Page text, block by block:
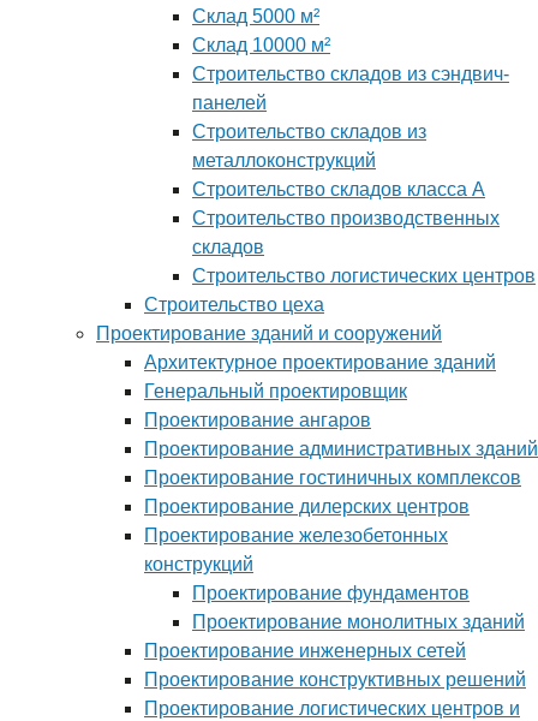
Склад 5000 м²
Склад 10000 м²
Строительство складов из сэндвич-
панелей
Строительство складов из
металлоконструкций
Строительство складов класса А
Строительство производственных
складов
Строительство логистических центров
Строительство цеха
Проектирование зданий и сооружений
Архитектурное проектирование зданий
Генеральный проектировщик
Проектирование ангаров
Проектирование административных зданий
Проектирование гостиничных комплексов
Проектирование дилерских центров
Проектирование железобетонных
конструкций
Проектирование фундаментов
Проектирование монолитных зданий
Проектирование инженерных сетей
Проектирование конструктивных решений
Проектирование логистических центров и